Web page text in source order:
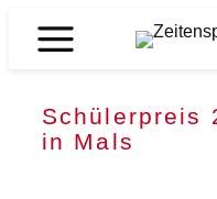
Inhalt
Schülerpreis
in Mals